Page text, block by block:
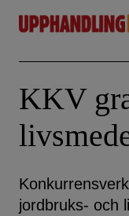
content
KKV
jordbruks- och